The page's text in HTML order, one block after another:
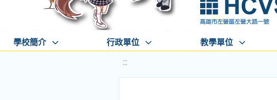
學校簡介 行政單位 教學單位
:::